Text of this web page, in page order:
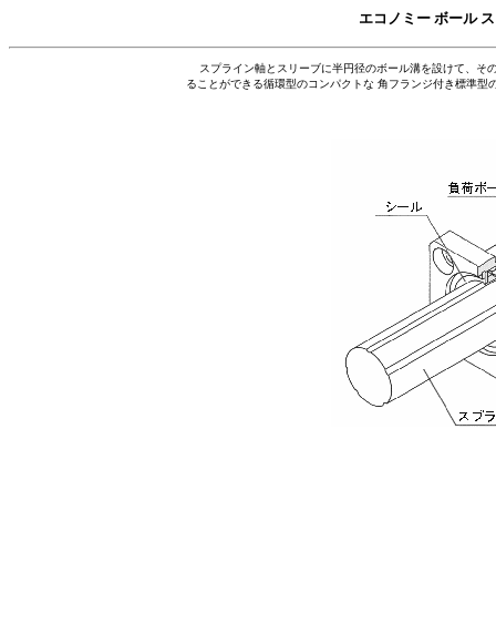
エコノミー ボール
スプライン軸とスリーブに半円径のボール溝を設けて、そ
ることができる循環型のコンパクトな 角フランジ付き標準型